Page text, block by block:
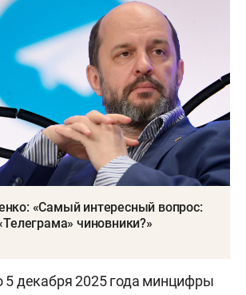
«Самый интересный вопрос:
чиновники?»
декабря 2025 года минцифры